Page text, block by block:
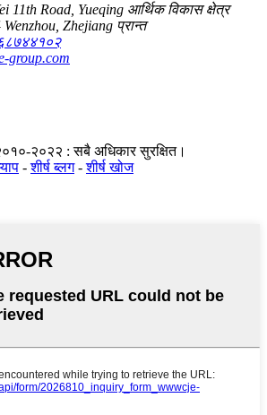
11th Road, Yueqing आर्थिक विकास क्षेत्र
Zhejiang प्रान्त
group.com
२०२२ : सबै अधिकार सुरक्षित।
-शीर्ष ब्लग-शीर्ष खोज